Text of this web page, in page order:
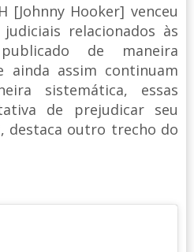
[Johnny Hooker] venceu
relacionados às
de maneira
ainda assim continuam
sistemática, essas
de prejudicar seu
destaca outro trecho do